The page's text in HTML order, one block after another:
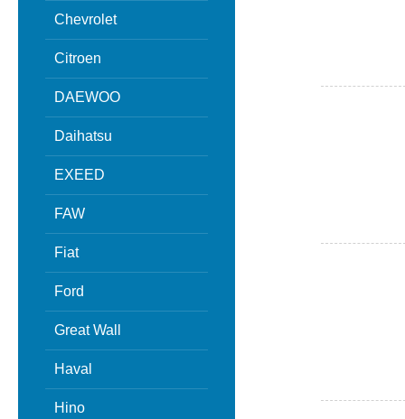
Chevrolet
Citroen
DAEWOO
Daihatsu
EXEED
FAW
Fiat
Ford
Great Wall
Haval
Hino